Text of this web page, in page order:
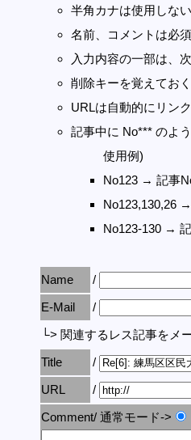
半角カナは使用しな
名前、コメントは必
入力内容の一部は、
削除キーを覚えてお
URLは自動的にリンク
記事中に No*** のよ
使用例)
No123 → 記事
No123,130,26
No123-130 →
Name
/
E-Mail
/
└> 関連するレス記事をメ
Title
/
URL
/
Comment/ 通常モード->